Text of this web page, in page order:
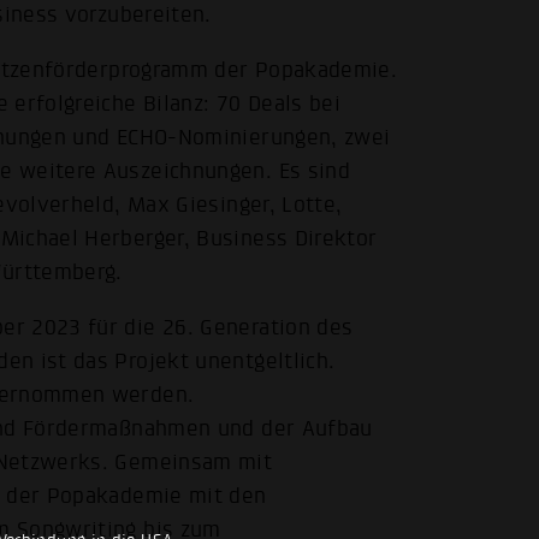
vorzubereiten.
der Popakademie.
Bilanz: 70 Deals bei
und ECHO-Nominierungen, zwei
weitere Auszeichnungen. Es sind
Max Giesinger, Lotte,
Herberger, Business Direktor
2023 für die 26. Generation des
ist das Projekt unentgeltlich.
werden.
und der Aufbau
Gemeinsam mit
Popakademie mit den
Songwriting bis zum